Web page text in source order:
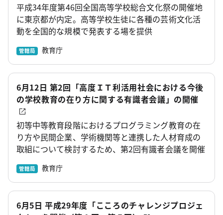
平成34年度第46回全国高等学校総合文化祭の開催地
に東京都が内定。高等学校生徒に各種の芸術文化活
動を全国的な規模で発表する場を提供
管轄局 教育庁
6月12日 第2回「高度ＩＴ利活用社会における今後
の学校教育の在り方に関する有識者会議」の開催
初等中等教育段階におけるプログラミング教育の在
り方や民間企業、学術機関等と連携した人材育成の
取組について検討するため、第2回有識者会議を開催
管轄局 教育庁
6月5日 平成29年度「こころのチャレンジプロジェ